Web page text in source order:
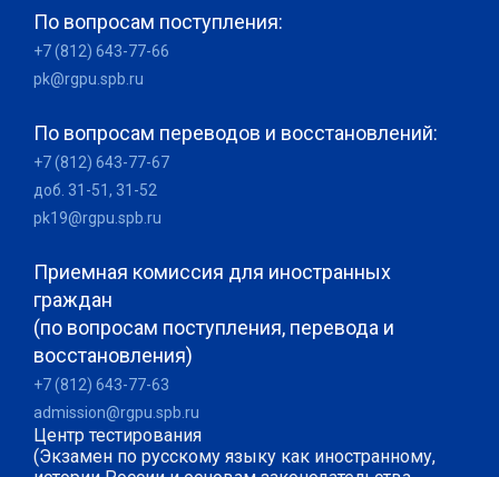
По вопросам поступления:
+7 (812) 643-77-66
pk@rgpu.spb.ru
По вопросам переводов и восстановлений:
+7 (812) 643-77-67
доб. 31-51, 31-52
pk19@rgpu.spb.ru
Приемная комиссия для иностранных
граждан
(по вопросам поступления, перевода и
восстановления)
+7 (812) 643-77-63
admission@rgpu.spb.ru
Центр тестирования
(Экзамен по русскому языку как иностранному,